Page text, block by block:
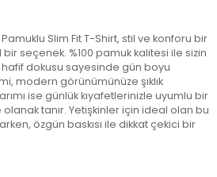
Pamuklu Slim Fit T-Shirt, stil ve konforu bir
seçenek. %100 pamuk kalitesi ile sizin
dokusu sayesinde gün boyu
modern görünümünüze şıklık
ise günlük kıyafetlerinizle uyumlu bir
tanır. Yetişkinler için ideal olan bu
özgün baskısı ile dikkat çekici bir